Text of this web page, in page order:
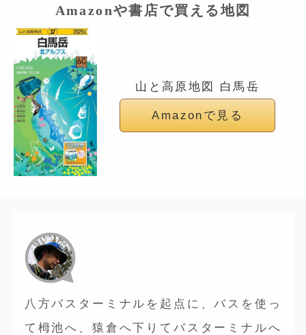
Amazonや書店で買える地図
山と高原地図 白馬岳
Amazonで見る
八方バスターミナルを起点に、バスを使っ
て栂池へ、猿倉へ下りてバスターミナルへ